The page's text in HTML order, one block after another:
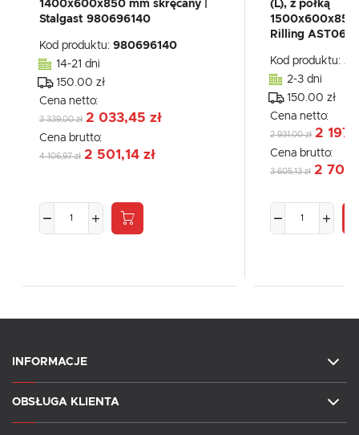
1400x600x850 mm skręcany |
Stalgast 980696140
Kod produktu: 980696140
14-21 dni
150.00 zł
Cena netto:
3 339,00 zł 2 033,45 zł
Cena brutto:
4 106,97 zł 2 501,14 zł
(L), z półką
Rilling
Kod produktu:
2-3 dni
150.00 zł
Cena netto:
2 931,00 zł 2
Cena brutto:
3 605,13 zł 2
INFORMACJE
OBSŁUGA KLIENTA